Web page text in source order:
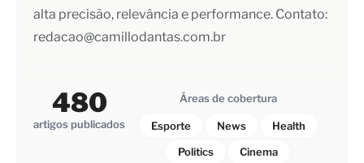
alta precisão, relevância e performance. Contato:
redacao@camillodantas.com.br
480
artigos publicados
Áreas de cobertura
Esporte News
Health
Politics
Cinema